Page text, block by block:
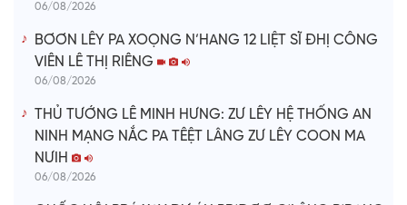
06/08/2026
BƠƠN LÊY PA XOỌNG N’HANG 12 LIỆT SĨ ĐHỊ CÔNG
VIÊN LÊ THỊ RIÊNG
06/08/2026
THỦ TƯỚNG LÊ MINH HƯNG: ZƯ LÊY HỆ THỐNG AN
NINH MẠNG NẮC PA TÊỆT LÂNG ZƯ LÊY COON MA
NƯIH
06/08/2026